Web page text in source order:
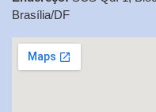
Brasília/DF